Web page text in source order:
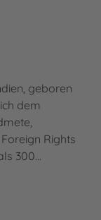
geboren
dem
Rights
300…